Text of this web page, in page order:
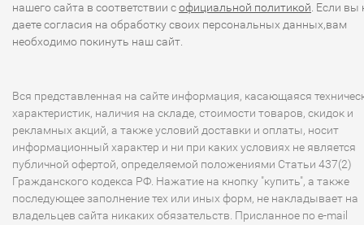
нашего сайта в соответствии софициальной политикой . Если вы
даете согласия на обработку своих персональных данных,вам
необходимо покинуть наш сайт.
Вся представленная на сайте информация, касающаяся
характеристик, наличия на складе, стоимости товаров, скидок и
рекламных акций, а также условий доставки и оплаты, носит
информационный характер и ни при каких условиях не является
публичной офертой, определяемой положениями Статьи 437(2)
Гражданского кодекса РФ. Нажатие на кнопку "купить", а также
последующее заполнение тех или иных форм, не накладывает на
владельцев сайта никаких обязательств. Присланное по e-mail